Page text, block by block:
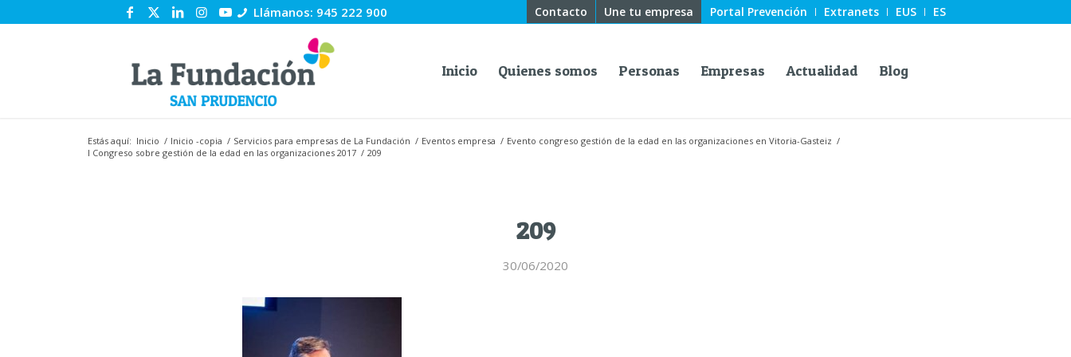
Contacto Une tu empresa Portal Prevención Extranets EUS ES
Llámanos: 945 222 900
Inicio Quienes somos Personas Empresas Actualidad Blog
Estás aquí: Inicio / Inicio -copia / Servicios para empresas de La Fundación / Eventos empresa / Evento congreso gestión de la edad en las organizaciones en Vitoria-Gasteiz /
I Congreso sobre gestión de la edad en las organizaciones 2017 / 209
209
30/06/2020